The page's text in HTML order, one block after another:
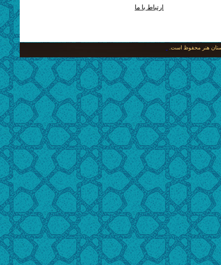
ارتباط با ما
هنر محفوظ است.